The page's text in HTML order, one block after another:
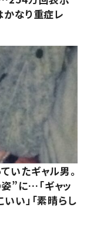
かなり重症レ
いたギャル男。
”に…「ギャッ
いい」「素晴らし